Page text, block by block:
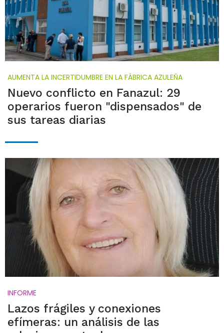
AUMENTA LA INCERTIDUMBRE EN LA FÁBRICA AZULEÑA
Nuevo conflicto en Fanazul: 29
operarios fueron "dispensados" de
sus tareas diarias
INFORME
Lazos frágiles y conexiones
efímeras: un análisis de las